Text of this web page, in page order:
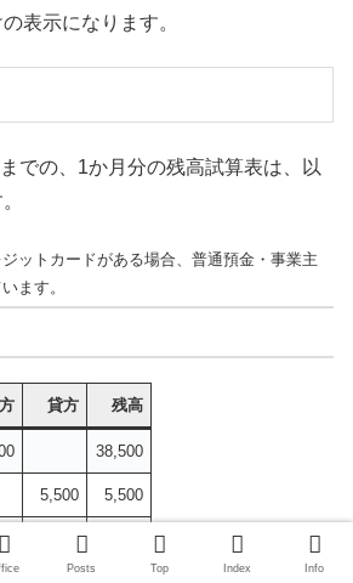
表示になります。
での、1か月分の残高試算表は、以
ットカードがある場合、普通預金・事業主
ます。
貸方 残高
38,500
5,500 5,500
33,000
Posts Top Index Info